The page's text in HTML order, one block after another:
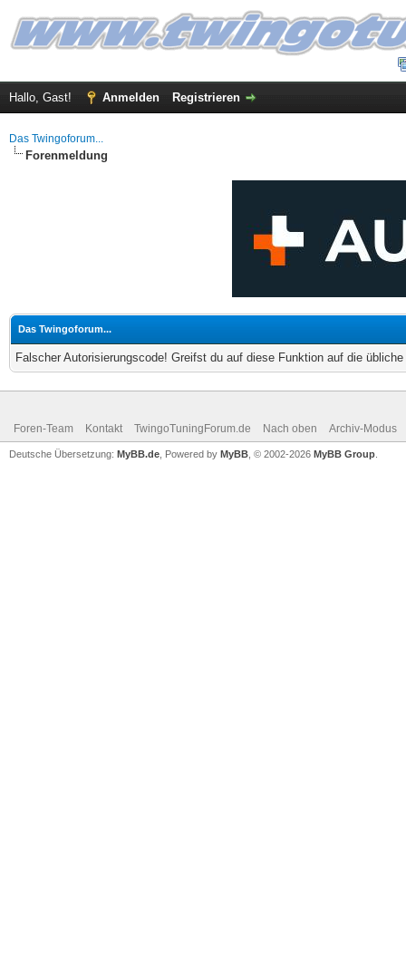
Hallo, Gast! Anmelden Registrieren
Das Twingoforum...
Forenmeldung
Das Twingoforum...
Falscher Autorisierungscode! Greifst du auf diese Funktion auf die
Foren-Team Kontakt TwingoTuningForum.de Nach oben Archiv-Modus
Deutsche Übersetzung: MyBB.de , Powered by MyBB , © 2002-2026 MyBB Group